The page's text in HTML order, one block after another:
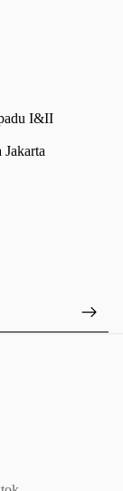
I&II